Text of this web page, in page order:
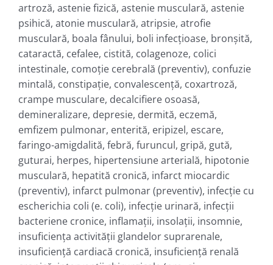
artroză, astenie fizică, astenie musculară, astenie
psihică, atonie musculară, atripsie, atrofie
musculară, boala fânului, boli infecţioase, bronşită,
cataractă, cefalee, cistită, colagenoze, colici
intestinale, comoţie cerebrală (preventiv), confuzie
mintală, constipaţie, convalescenţă, coxartroză,
crampe musculare, decalcifiere osoasă,
demineralizare, depresie, dermită, eczemă,
emfizem pulmonar, enterită, eripizel, escare,
faringo-amigdalită, febră, furuncul, gripă, gută,
guturai, herpes, hipertensiune arterială, hipotonie
musculară, hepatită cronică, infarct miocardic
(preventiv), infarct pulmonar (preventiv), infecţie cu
escherichia coli (e. coli), infecţie urinară, infecţii
bacteriene cronice, inflamaţii, insolaţii, insomnie,
insuficienţa activităţii glandelor suprarenale,
insuficienţă cardiacă cronică, insuficienţă renală